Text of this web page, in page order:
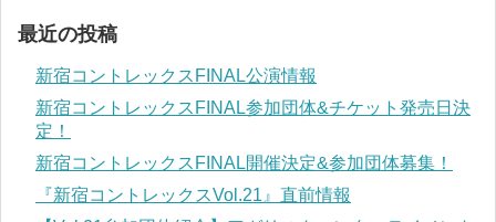
最近の投稿
新宿コントレックスFINAL公演情報
新宿コントレックスFINAL参加団体&チケット発売日決
定！
新宿コントレックスFINAL開催決定&参加団体募集！
『新宿コントレックスVol.21』直前情報